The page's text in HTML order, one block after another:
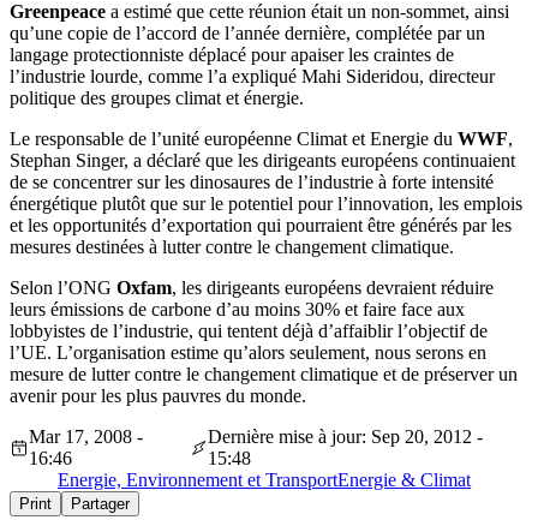
Greenpeace a estimé que cette réunion était un non-sommet, ainsi
qu’une copie de l’accord de l’année dernière, complétée par un
langage protectionniste déplacé pour apaiser les craintes de
l’industrie lourde, comme l’a expliqué Mahi Sideridou, directeur
politique des groupes climat et énergie.
Le responsable de l’unité européenne Climat et Energie du WWF,
Stephan Singer, a déclaré que les dirigeants européens continuaient
de se concentrer sur les dinosaures de l’industrie à forte intensité
énergétique plutôt que sur le potentiel pour l’innovation, les emplois
et les opportunités d’exportation qui pourraient être générés par les
mesures destinées à lutter contre le changement climatique.
Selon l’ONG Oxfam, les dirigeants européens devraient réduire
leurs émissions de carbone d’au moins 30% et faire face aux
lobbyistes de l’industrie, qui tentent déjà d’affaiblir l’objectif de
l’UE. L’organisation estime qu’alors seulement, nous serons en
mesure de lutter contre le changement climatique et de préserver un
avenir pour les plus pauvres du monde.
Mar 17, 2008 -
16:46
Dernière mise à jour: Sep 20, 2012 -
15:48
Energie, Environnement et TransportEnergie & Climat
Print Partager